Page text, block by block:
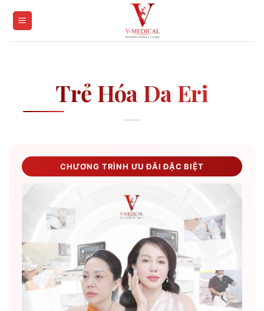
Trẻ Hóa Da Eri
CHƯƠNG TRÌNH ƯU ĐÃI ĐẶC BIỆT